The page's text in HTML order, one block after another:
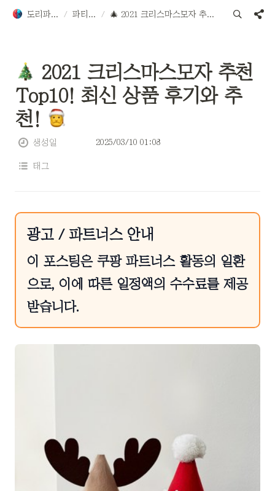
/ / 🎄 2021 크리스마스모자 추천 Top10! 최신 상품 후기와 추천! 🎅
2021 크리스마스모자 추천
Top10! 최신 상품 후기와 추
천!
생성일 2025/03/10 01:08
태그
광고 / 파트너스 안내
이 포스팅은 쿠팡 파트너스 활동의 일환
으로, 이에 따른 일정액의 수수료를 제공
받습니다.